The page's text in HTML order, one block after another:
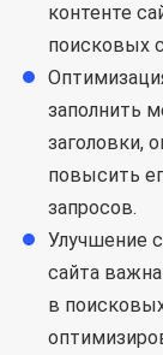
контенте
поисковых
заполнить
заголовки,
повысить
запросов.
Улучшение
сайта
в